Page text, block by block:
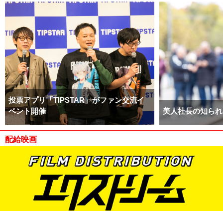
投票アプリ「TIPSTAR」がファン交流イ
ベント開催
美人社長の知ら
配給映画